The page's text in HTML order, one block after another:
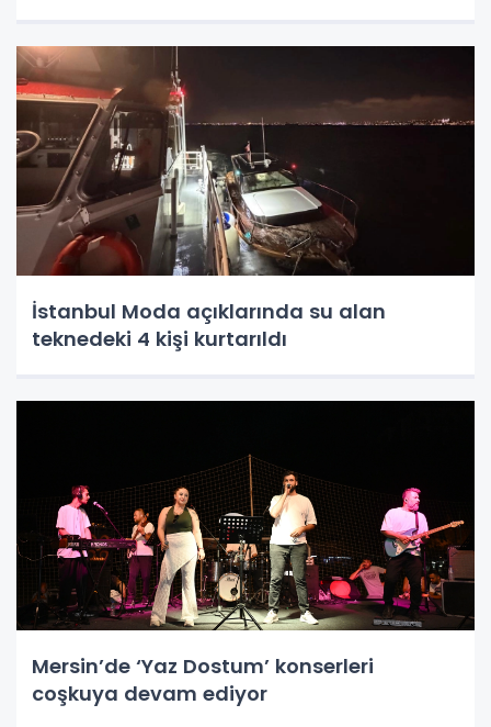
İstanbul Moda açıklarında su alan
teknedeki 4 kişi kurtarıldı
Mersin’de ‘Yaz Dostum’ konserleri
coşkuya devam ediyor